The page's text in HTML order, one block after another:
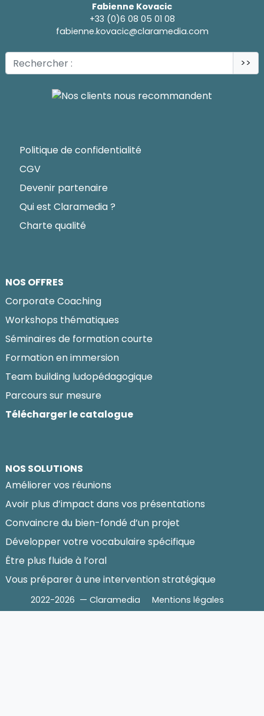
Fabienne Kovacic
+33 (0)6 08 05 01 08
fabienne.kovacic@claramedia.com
>>
Politique de confidentialité
CGV
Devenir partenaire
Qui est Claramedia ?
Charte qualité
NOS OFFRES
Corporate Coaching
Workshops thématiques
Séminaires de formation courte
Formation en immersion
Team building ludopédagogique
Parcours sur mesure
Télécharger le catalogue
NOS SOLUTIONS
Améliorer vos réunions
Avoir plus d’impact dans vos présentations
Convaincre du bien-fondé d’un projet
Développer votre vocabulaire spécifique
Être plus fluide à l’oral
Vous préparer à une intervention stratégique
2022-2026 — Claramedia Mentions légales